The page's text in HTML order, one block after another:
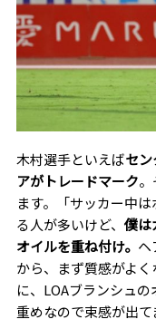
木村選手といえばセ
アがトレードマーク
ます。「サッカー中
る人が多いけど、 僕は
オイルを重ね付け。 ヘ
から、まず質感がよ
に、 LOAブランシュの
重めなので束感が出て